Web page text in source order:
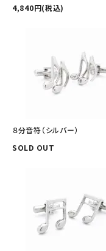
4,840円(税込)
８分音符（シルバー）
SOLD OUT